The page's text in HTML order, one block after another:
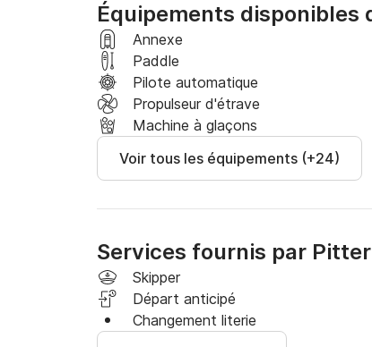
Équipements disponibles
Annexe
Paddle
Pilote automatique
Propulseur d'étrave
Machine à glaçons
Voir tous les équipements (+24)
Services fournis par Pitter
Skipper
Départ anticipé
Changement literie